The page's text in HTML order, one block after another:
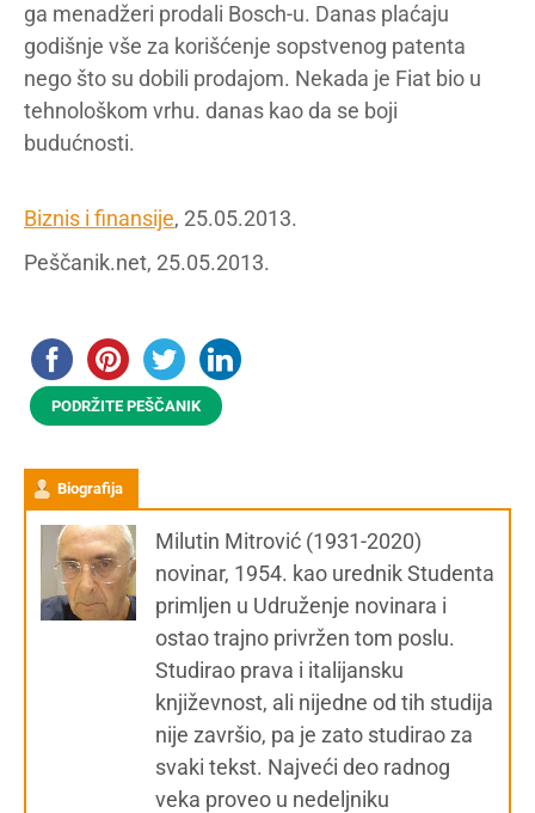
ga menadžeri prodali Bosch-u. Danas plaćaju
godišnje vše za korišćenje sopstvenog patenta
nego što su dobili prodajom. Nekada je Fiat bio u
tehnološkom vrhu. danas kao da se boji
budućnosti.
Biznis i finansije, 25.05.2013.
Peščanik.net, 25.05.2013.
PODRŽITE PEŠČANIK
Biografija
Milutin Mitrović (1931-2020)
novinar, 1954. kao urednik Studenta
primljen u Udruženje novinara i
ostao trajno privržen tom poslu.
Studirao prava i italijansku
književnost, ali nijedne od tih studija
nije završio, pa je zato studirao za
svaki tekst. Najveći deo radnog
veka proveo u nedeljniku